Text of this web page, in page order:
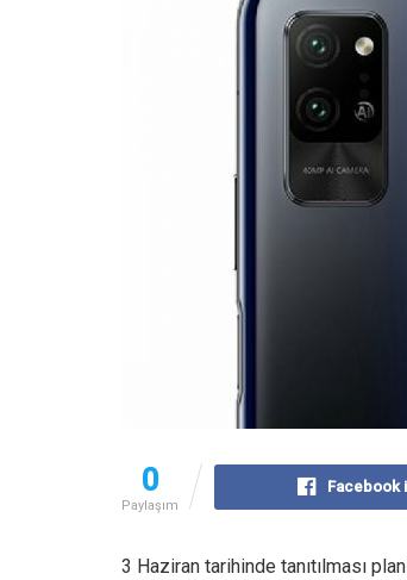
0
Paylaşım
Facebook
3 Haziran tarihinde tanıtılması